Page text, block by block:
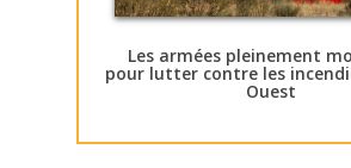
Les armées pleinement
pour lutter contre les
Ouest